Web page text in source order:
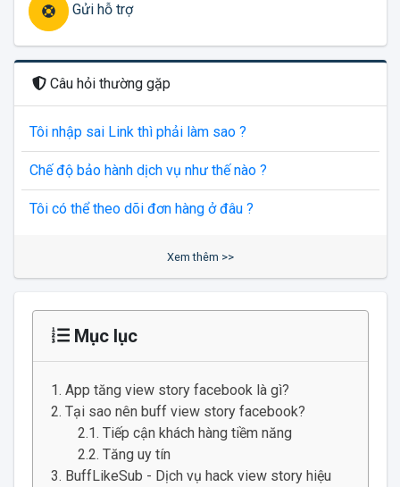
Gửi hỗ trợ
Câu hỏi thường gặp
Tôi nhập sai Link thì phải làm sao ?
Chế độ bảo hành dịch vụ như thế nào ?
Tôi có thể theo dõi đơn hàng ở đâu ?
Xem thêm >>
Mục lục
App tăng view story facebook là gì?
Tại sao nên buff view story facebook?
Tiếp cận khách hàng tiềm năng
Tăng uy tín
BuffLikeSub - Dịch vụ hack view story hiệu